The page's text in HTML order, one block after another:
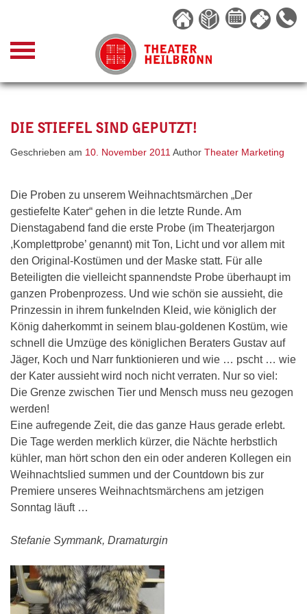
content
DIE STIEFEL SIND GEPUTZT!
Geschrieben am 10. November 2011 Author Theater Marketing
Die Proben zu unserem Weihnachtsmärchen „Der
gestiefelte Kater“ gehen in die letzte Runde. Am
Dienstagabend fand die erste Probe (im Theaterjargon
,Komplettprobe’ genannt) mit Ton, Licht und vor allem mit
den Original-Kostümen und der Maske statt. Für alle
Beteiligten die vielleicht spannendste Probe überhaupt im
ganzen Probenprozess. Und wie schön sie aussieht, die
Prinzessin in ihrem funkelnden Kleid, wie königlich der
König daherkommt in seinem blau-goldenen Kostüm, wie
schnell die Umzüge des königlichen Beraters Gustav auf
Jäger, Koch und Narr funktionieren und wie … pscht … wie
der Kater aussieht wird noch nicht verraten. Nur so viel:
Die Grenze zwischen Tier und Mensch muss neu gezogen
werden!
Eine aufregende Zeit, die das ganze Haus gerade erlebt.
Die Tage werden merklich kürzer, die Nächte herbstlich
kühler, man hört schon den ein oder anderen Kollegen ein
Weihnachtslied summen und der Countdown bis zur
Premiere unseres Weihnachtsmärchens am jetzigen
Sonntag läuft …
Stefanie Symmank, Dramaturgin